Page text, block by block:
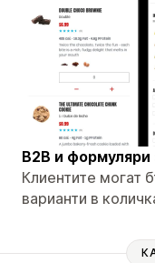
B2B и формуляри
Клиентите могат
варианти в